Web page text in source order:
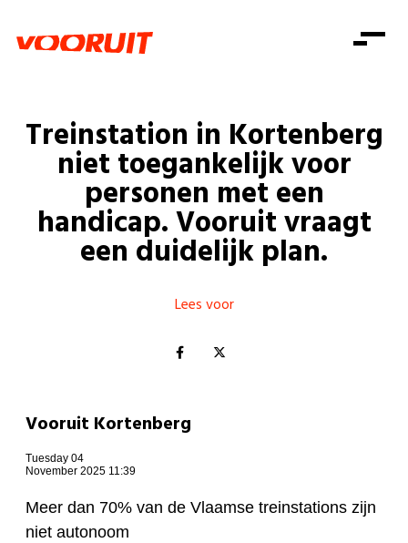
Zorg
Gelijke kansen
Welzijn
Consumentenbescherming
Pensioenen
Onze mensen
Standpunten
Vacatures
Doe mee
Doe mee
Word lid
Mis niets
Shop
Zoeken
Login
Login
Doe mee
Treinstation in Kortenberg
niet toegankelijk voor
personen met een
handicap. Vooruit vraagt
een duidelijk plan.
Lees voor
Vooruit Kortenberg
Tuesday 04
November 2025 11:39
Meer dan 70% van de Vlaamse treinstations zijn
niet autonoom